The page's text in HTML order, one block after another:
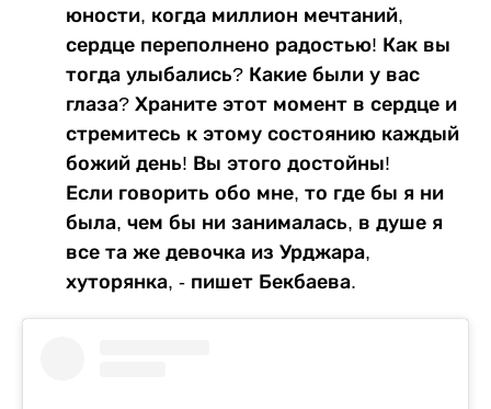
юности, когда миллион мечтаний,
сердце переполнено радостью! Как вы
тогда улыбались? Какие были у вас
глаза? Храните этот момент в сердце и
стремитесь к этому состоянию каждый
божий день! Вы этого достойны!
Если говорить обо мне, то где бы я ни
была, чем бы ни занималась, в душе я
все та же девочка из Урджара,
хуторянка, - пишет Бекбаева.